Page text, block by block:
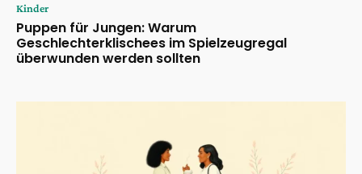
Kinder
Puppen für Jungen: Warum
Geschlechterklischees im Spielzeugregal
überwunden werden sollten